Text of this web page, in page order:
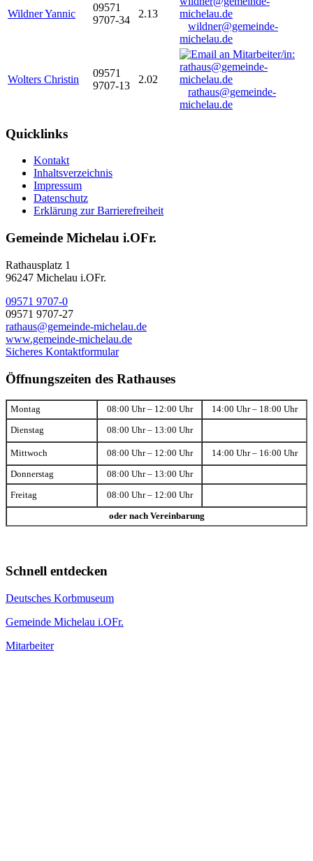
Wildner Yannic
09571
9707-34
2.13
wildner@gemeinde-
michelau.de
Wolters Christin
09571
9707-13
2.02
rathaus@gemeinde-
michelau.de
Quicklinks
Kontakt
Inhaltsverzeichnis
Impressum
Datenschutz
Erklärung zur Barrierefreiheit
Gemeinde Michelau i.OFr.
Rathausplatz 1
96247 Michelau i.OFr.
09571 9707-0
09571 9707-27
rathaus@gemeinde-michelau.de
www.gemeinde-michelau.de
Sicheres Kontaktformular
Öffnungszeiten des Rathauses
Montag 08:00 Uhr – 12:00 Uhr 14:00 Uhr – 18:00 Uhr
Dienstag 08:00 Uhr – 13:00 Uhr
Mittwoch 08:00 Uhr – 12:00 Uhr 14:00 Uhr – 16:00 Uhr
Donnerstag 08:00 Uhr – 13:00 Uhr
Freitag 08:00 Uhr – 12:00 Uhr
oder nach Vereinbarung
Schnell entdecken
Deutsches Korbmuseum
Gemeinde Michelau i.OFr.
Mitarbeiter